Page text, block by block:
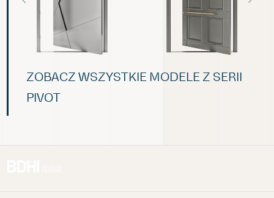
ZOBACZ WSZYSTKIE MODELE Z SERII
PIVOT